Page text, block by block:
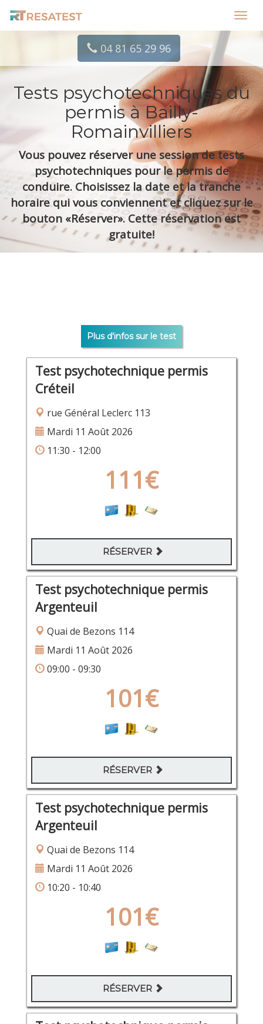
04 81 65 29 96
Tests psychotechniques du
permis à Bailly-
Romainvilliers
Vous pouvez réserver une session de tests
psychotechniques pour le permis de
conduire. Choisissez la date et la tranche
horaire qui vous conviennent et cliquez sur le
bouton «Réserver». Cette réservation est
gratuite!
Plus d'infos sur le test
Test psychotechnique permis
Créteil
rue Général Leclerc 113
Mardi 11 Août 2026
11:30 - 12:00
111€
RÉSERVER
Test psychotechnique permis
Argenteuil
Quai de Bezons 114
Mardi 11 Août 2026
09:00 - 09:30
101€
RÉSERVER
Test psychotechnique permis
Argenteuil
Quai de Bezons 114
Mardi 11 Août 2026
10:20 - 10:40
101€
RÉSERVER